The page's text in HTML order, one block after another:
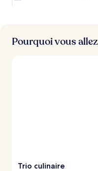
Pourquoi vous
Trio culinaire